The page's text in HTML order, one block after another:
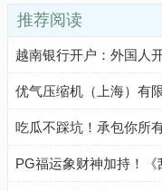
推荐阅读
优气压缩机（上海）有
吃瓜不踩坑！承包你所
PG福运象财神加持！